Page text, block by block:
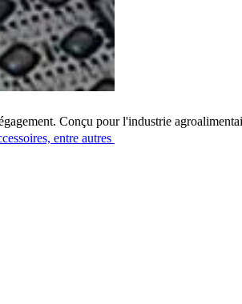
entre autres
Conçu pour l'industrie